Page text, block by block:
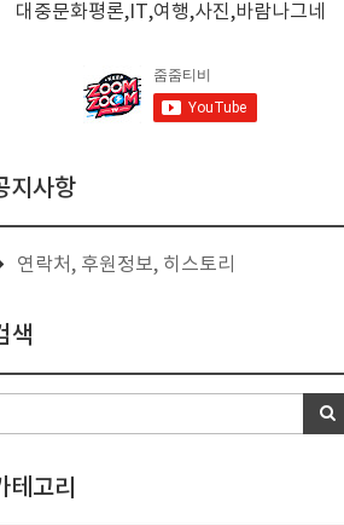
대중문화평론,IT,여행,사진,바람나그네
지사항
연락처, 후원정보, 히스토리
색
테고리